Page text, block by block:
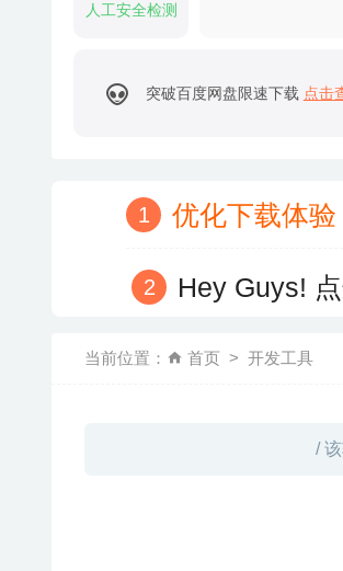
人工安全检测
突破百度网盘限速下载 点击
优化下载体
Hey Guys!
当前位置： 首页 开发工具
/